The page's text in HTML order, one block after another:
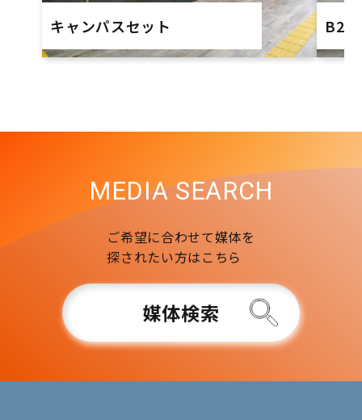
キャンパスセット B2
MEDIA SEARCH
ご希望に合わせて媒体を
探されたい方はこちら
媒体検索